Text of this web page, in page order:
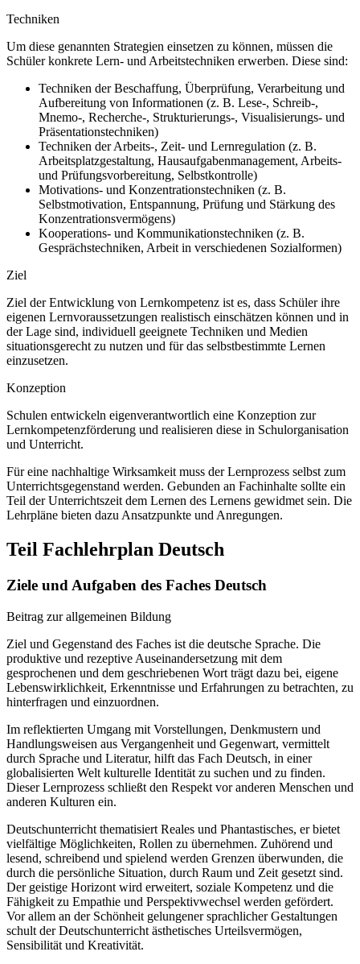
Techniken
Um diese genannten Strategien einsetzen zu können, müssen die
Schüler konkrete Lern- und Arbeitstechniken erwerben. Diese sind:
Techniken der Beschaffung, Überprüfung, Verarbeitung und
Aufbereitung von Informationen (z. B. Lese-, Schreib-,
Mnemo-, Recherche-, Strukturierungs-, Visualisierungs- und
Präsentationstechniken)
Techniken der Arbeits-, Zeit- und Lernregulation (z. B.
Arbeitsplatzgestaltung, Hausaufgabenmanagement, Arbeits-
und Prüfungsvorbereitung, Selbstkontrolle)
Motivations- und Konzentrationstechniken (z. B.
Selbstmotivation, Entspannung, Prüfung und Stärkung des
Konzentrationsvermögens)
Kooperations- und Kommunikationstechniken (z. B.
Gesprächstechniken, Arbeit in verschiedenen Sozialformen)
Ziel
Ziel der Entwicklung von Lernkompetenz ist es, dass Schüler ihre
eigenen Lernvoraussetzungen realistisch einschätzen können und in
der Lage sind, individuell geeignete Techniken und Medien
situationsgerecht zu nutzen und für das selbstbestimmte Lernen
einzusetzen.
Konzeption
Schulen entwickeln eigenverantwortlich eine Konzeption zur
Lernkompetenzförderung und realisieren diese in Schulorganisation
und Unterricht.
Für eine nachhaltige Wirksamkeit muss der Lernprozess selbst zum
Unterrichtsgegenstand werden. Gebunden an Fachinhalte sollte ein
Teil der Unterrichtszeit dem Lernen des Lernens gewidmet sein. Die
Lehrpläne bieten dazu Ansatzpunkte und Anregungen.
Teil Fachlehrplan Deutsch
Ziele und Aufgaben des Faches Deutsch
Beitrag zur allgemeinen Bildung
Ziel und Gegenstand des Faches ist die deutsche Sprache. Die
produktive und rezeptive Auseinandersetzung mit dem
gesprochenen und dem geschriebenen Wort trägt dazu bei, eigene
Lebenswirklichkeit, Erkenntnisse und Erfahrungen zu betrachten, zu
hinterfragen und einzuordnen.
Im reflektierten Umgang mit Vorstellungen, Denkmustern und
Handlungsweisen aus Vergangenheit und Gegenwart, vermittelt
durch Sprache und Literatur, hilft das Fach Deutsch, in einer
globalisierten Welt kulturelle Identität zu suchen und zu finden.
Dieser Lernprozess schließt den Respekt vor anderen Menschen und
anderen Kulturen ein.
Deutschunterricht thematisiert Reales und Phantastisches, er bietet
vielfältige Möglichkeiten, Rollen zu übernehmen. Zuhörend und
lesend, schreibend und spielend werden Grenzen überwunden, die
durch die persönliche Situation, durch Raum und Zeit gesetzt sind.
Der geistige Horizont wird erweitert, soziale Kompetenz und die
Fähigkeit zu Empathie und Perspektivwechsel werden gefördert.
Vor allem an der Schönheit gelungener sprachlicher Gestaltungen
schult der Deutschunterricht ästhetisches Urteilsvermögen,
Sensibilität und Kreativität.